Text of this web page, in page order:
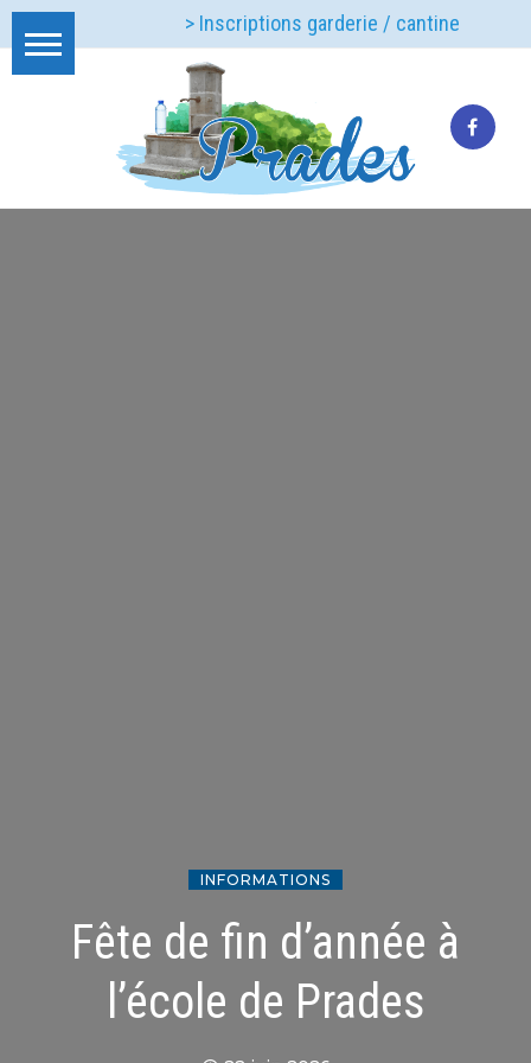
> Inscriptions garderie / cantine
INFORMATIONS
Fête de fin d’année à
l’école de Prades